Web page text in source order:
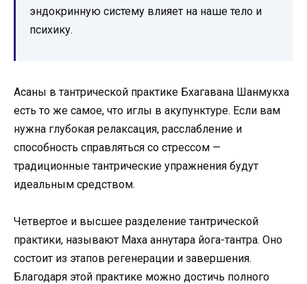
эндокринную систему влияет на наше тело и
психику.
Асаны в тантрической практике Бхагавана Шанмукха
есть то же самое, что иглы в акупунктуре. Если вам
нужна глубокая релаксация, расслабление и
способность справляться со стрессом —
традиционные тантрические упражнения будут
идеальным средством.
Четвертое и высшее разделение тантрической
практики, называют Маха аннутара йога-тантра. Оно
состоит из этапов регенерации и завершения.
Благодаря этой практике можно достичь полного